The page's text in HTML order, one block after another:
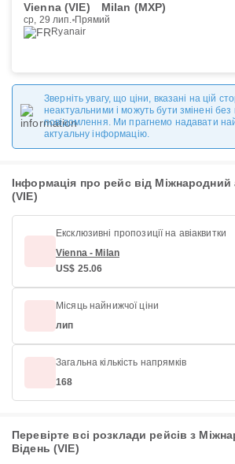
Vienna (VIE) Milan (MXP)
ср, 29 лип. Прямий
Ryanair
Зверніть увагу, що ціни, вказані на цій
неактуальними і можуть бути змінені
повідомлення. Ми прагнемо надавати
актуальну інформацію.
Інформація про рейс від Міжнародний
(VIE)
Ексклюзивні пропозиції на авіаквитки
Vienna - Milan
US$ 25.06
Місяць найнижчої ціни
лип
Загальна кількість напрямків
168
Перевірте всі розклади рейсів з
Відень (VIE)